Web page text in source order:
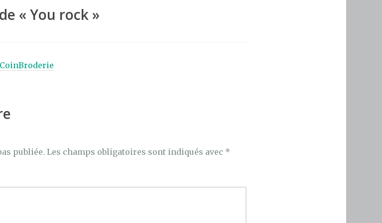
« You rock »
publiée. Les champs obligatoires sont indiqués avec *